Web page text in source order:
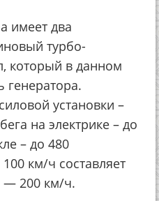
имеет два
турбо-
который в данном
генератора.
установки –
на электрике – до
– до 480
км/ч составляет
— 200 км/ч.